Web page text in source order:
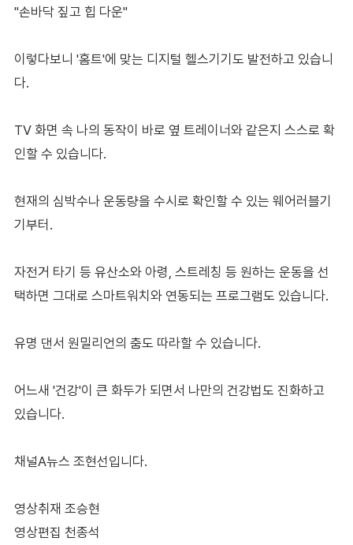
"손바닥 짚고 힙 다운"
이렇다보니 '홈트'에 맞는 디지털 헬스기기도 발전하고 있습니
다.
TV 화면 속 나의 동작이 바로 옆 트레이너와 같은지 스스로 확
인할 수 있습니다.
현재의 심박수나 운동량을 수시로 확인할 수 있는 웨어러블기
기부터.
자전거 타기 등 유산소와 아령, 스트레칭 등 원하는 운동을 선
택하면 그대로 스마트워치와 연동되는 프로그램도 있습니다.
유명 댄서 원밀리언의 춤도 따라할 수 있습니다.
어느새 '건강'이 큰 화두가 되면서 나만의 건강법도 진화하고
있습니다.
채널A뉴스 조현선입니다.
영상취재 조승현
영상편집 천종석